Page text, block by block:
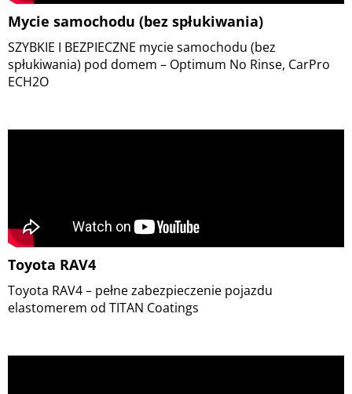
Mycie samochodu (bez spłukiwania)
SZYBKIE I BEZPIECZNE mycie samochodu (bez
spłukiwania) pod domem – Optimum No Rinse, CarPro
ECH2O
Toyota RAV4
Toyota RAV4 – pełne zabezpieczenie pojazdu
elastomerem od TITAN Coatings